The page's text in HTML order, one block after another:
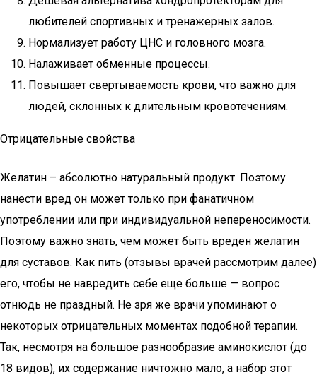
любителей спортивных и тренажерных залов.
Нормализует работу ЦНС и головного мозга.
Налаживает обменные процессы.
Повышает свертываемость крови, что важно для
людей, склонных к длительным кровотечениям.
Отрицательные свойства
Желатин – абсолютно натуральный продукт. Поэтому
нанести вред он может только при фанатичном
употреблении или при индивидуальной непереносимости.
Поэтому важно знать, чем может быть вреден желатин
для суставов. Как пить (отзывы врачей рассмотрим далее)
его, чтобы не навредить себе еще больше — вопрос
отнюдь не праздный. Не зря же врачи упоминают о
некоторых отрицательных моментах подобной терапии.
Так, несмотря на большое разнообразие аминокислот (до
18 видов), их содержание ничтожно мало, а набор этот